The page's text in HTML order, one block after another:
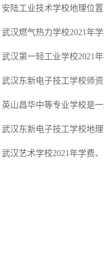
安陆工业技术学校地理位
武汉燃气热力学校2021年
武汉第一轻工业学校2021
武汉东新电子技工学校师资
英山昌华中等专业学校是
武汉东新电子技工学校地理
武汉艺术学校2021年学费